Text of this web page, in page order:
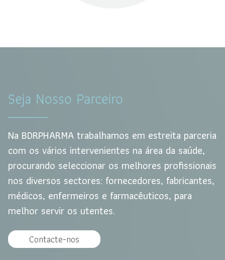
Seja Nosso Parceiro
Na BDRPHARMA trabalhamos em estreita parceria
com os vários intervenientes na área da saúde,
procurando seleccionar os melhores profissionais
nos diversos sectores: fornecedores, fabricantes,
médicos, enfermeiros e farmacêuticos, para
melhor servir os utentes.
Contacte-nos